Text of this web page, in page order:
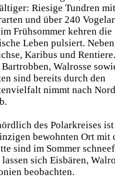
Riesige Tundren mit
und über 240
Frühsommer kehren die
Leben pulsiert. Neben
Karibus und
Walrosse
sind bereits durch den
nimmt nach
des Polarkreises ist
bewohnten Ort mit
sind im Sommer
sich Eisbären,
beobachten.